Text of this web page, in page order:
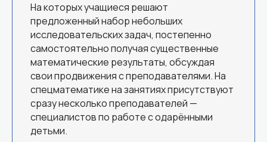
На которых учащиеся решают
предложенный набор небольших
исследовательских задач, постепенно
самостоятельно получая существенные
математические результаты, обсуждая
свои продвижения с преподавателями. На
спецматематике на занятиях присутствуют
сразу несколько преподавателей —
специалистов по работе с одарёнными
детьми.